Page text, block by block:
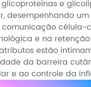
e
desempenhando
célula-
e na
estão
da barreira
e ao controle da